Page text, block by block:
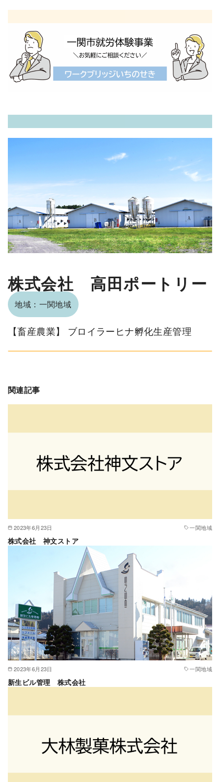
株式会社 高田ポートリー
地域：一関地域
【畜産農業】 ブロイラーヒナ孵化生産管理
関連記事
2023年6月23日 一関地域
株式会社 神文ストア
2023年6月23日 一関地域
新生ビル管理 株式会社